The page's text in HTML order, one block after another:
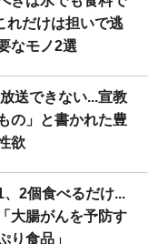
れだけは担いで逃
なモノ2選
送できない...宣教
の」と書かれた豊
欲
2個食べるだけ...
大腸がんを予防す
り食品」